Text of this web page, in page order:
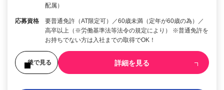
配属）
応募資格
要普通免許（AT限定可）／60歳未満（定年が60歳の為）／
高卒以上（※労働基準法等法令の規定により） ※普通免許を
お持ちでない方は入社までの取得でOK！
後で見る 詳細を見る